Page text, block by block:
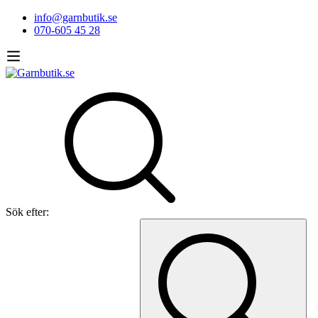
info@garnbutik.se
070-605 45 28
Sök efter: